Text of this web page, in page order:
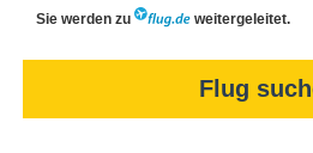
Sie werden zu weitergeleitet.
Flug